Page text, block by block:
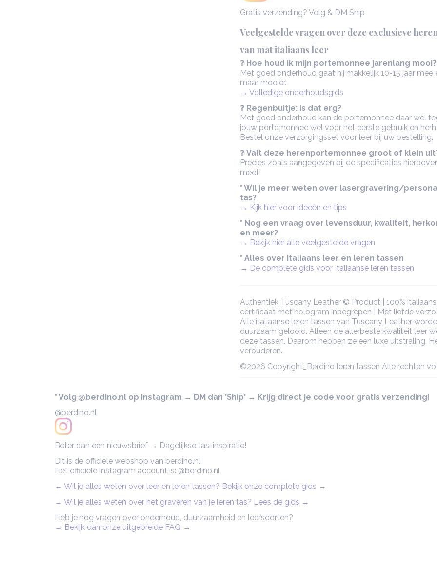
Gratis verzending? Volg & DM Ship
Veelgestelde vragen over deze exclusieve
van mat italiaans leer
❓ Hoe houd ik mijn portemonnee jarenlang mooi?
Met goed onderhoud gaat hij makkelijk 10-15 jaar mee
maar mooier.
→ Volledige onderhoudsgids
❓ Regenbuitje: is dat erg?
Met goed onderhoud kan de portemonnee daar wel
jouw portemonnee wel vóór het eerste gebruik en
Bestel onze verzorgingsset voor leer bij uw bestelling.
❓ Valt deze herenportemonnee groot of klein
Precies zoals aangegeven bij de specificaties
meet!
* Wil je meer weten over lasergravering/
tas?
→ Kijk hier voor ideeën en tips
* Nog een vraag over levensduur, kwaliteit,
en meer?
→ Bekijk hier alle veelgestelde vragen
* Alles over Italiaans leer en leren tassen
→ De complete gids voor Italiaanse leren tassen
Authentiek Tuscany Leather © Product | 100%
certificaat met hologram inbegrepen | Met liefde
Alle italiaanse leren tassen van Tuscany Leather
duurzaam gelooid. Alleen de allerbeste kwaliteit leer
deze tassen. Daarom hebben ze een luxe uitstraling.
verouderen.
©2026 Copyright_Berdino leren tassen Alle rechten
* Volg @berdino.nl op Instagram → DM dan 'Ship' → Krijg direct je code voor gratis verzending!
@berdino.nl
Beter dan een nieuwsbrief → Dagelijkse tas-inspiratie!
Dit is de officiële webshop van berdino.nl
Het officiële Instagram account is: @berdino.nl
← Wil je alles weten over leer en leren tassen? Bekijk onze complete gids →
→ Wil je alles weten over het graveren van je leren tas? Lees de gids →
Heb je nog vragen over onderhoud, duurzaamheid en leersoorten?
→ Bekijk dan onze uitgebreide FAQ →